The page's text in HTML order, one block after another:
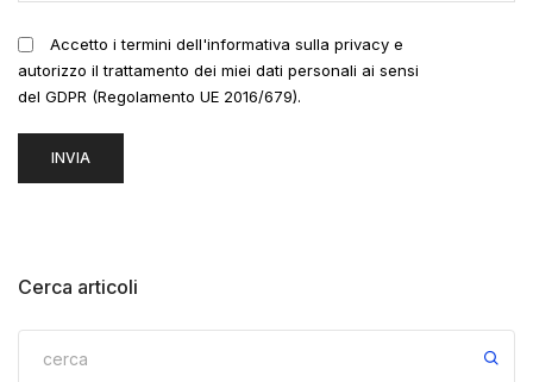
Accetto i termini dell'informativa sulla privacy e
autorizzo il trattamento dei miei dati personali ai sensi
del GDPR (Regolamento UE 2016/679).
Cerca articoli